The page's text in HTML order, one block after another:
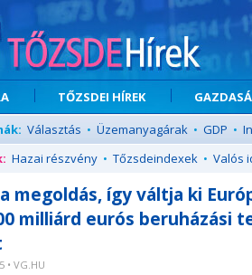
TŐZSDEI HÍREK
Választás • Üzemanyagárak • GDP •
Hazai részvény • Tőzsdeindexek • Valós
megoldás, így váltja ki
milliárd eurós
• VG.HU